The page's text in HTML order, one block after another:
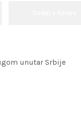
unutar Srbije